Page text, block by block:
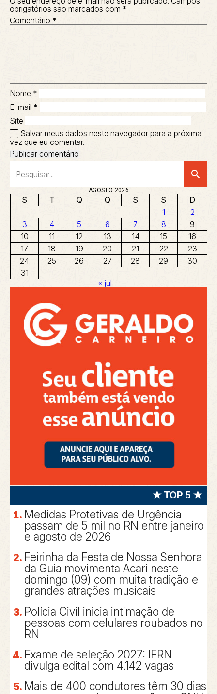
obrigatórios são marcados com *
Comentário *
Nome *
E-mail *
Site
Salvar meus dados neste navegador para a próxima
vez que eu comentar.
search
AGOSTO 2026
S T Q Q S S
D
1
2
3
4 5 6 7 8
9
10
11 12 13 14 15
16
17
18 19 20 21 22
23
24
25 26 27 28 29
30
31
« jul
★ TOP 5 ★
Medidas Protetivas de Urgência
passam de 5 mil no RN entre janeiro
e agosto de 2026
Feirinha da Festa de Nossa Senhora
da Guia movimenta Acari neste
domingo (09) com muita tradição e
grandes atrações musicais
Polícia Civil inicia intimação de
pessoas com celulares roubados no
RN
Exame de seleção 2027: IFRN
divulga edital com 4.142 vagas
Mais de 400 condutores têm 30 dias